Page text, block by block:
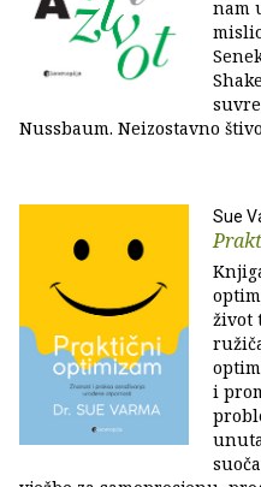
nam
Nussbaum. Neizostavno
Sue
život
i